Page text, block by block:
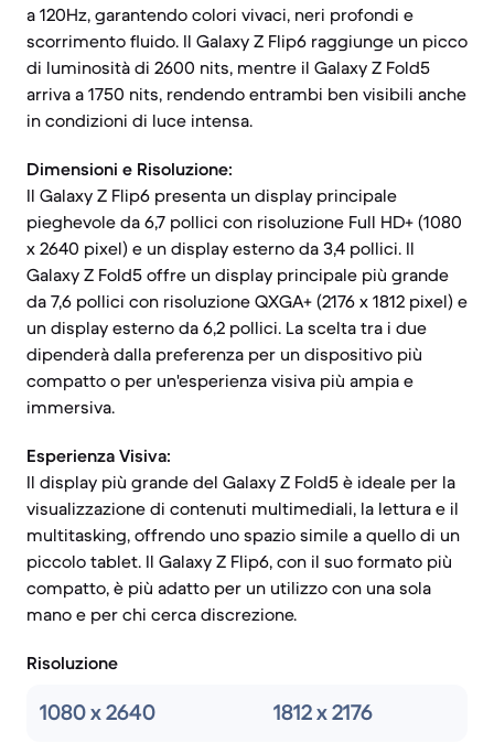
a 120Hz, garantendo colori vivaci, neri profondi e
scorrimento fluido. Il Galaxy Z Flip6 raggiunge un picco
di luminosità di 2600 nits, mentre il Galaxy Z Fold5
arriva a 1750 nits, rendendo entrambi ben visibili anche
in condizioni di luce intensa.
Dimensioni e Risoluzione:
Il Galaxy Z Flip6 presenta un display principale
pieghevole da 6,7 pollici con risoluzione Full HD+ (1080
x 2640 pixel) e un display esterno da 3,4 pollici. Il
Galaxy Z Fold5 offre un display principale più grande
da 7,6 pollici con risoluzione QXGA+ (2176 x 1812 pixel) e
un display esterno da 6,2 pollici. La scelta tra i due
dipenderà dalla preferenza per un dispositivo più
compatto o per un'esperienza visiva più ampia e
immersiva.
Esperienza Visiva:
Il display più grande del Galaxy Z Fold5 è ideale per la
visualizzazione di contenuti multimediali, la lettura e il
multitasking, offrendo uno spazio simile a quello di un
piccolo tablet. Il Galaxy Z Flip6, con il suo formato più
compatto, è più adatto per un utilizzo con una sola
mano e per chi cerca discrezione.
Risoluzione
1080 x 2640 1812 x 2176